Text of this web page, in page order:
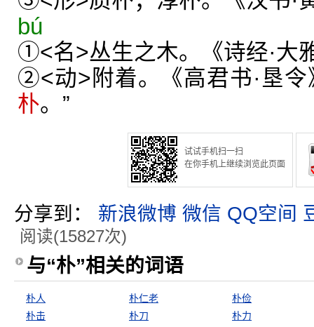
bú
①<名>丛生之木。《诗经·大
②<动>附着。《高君书·垦令
朴。”
试试手机扫一扫
在你手机上继续浏览此页面
分享到： 新浪微博 微信 QQ空间
阅读(15827次)
与“朴”相关的词语
朴人 朴仁老
朴俭
朴击
朴刀
朴力